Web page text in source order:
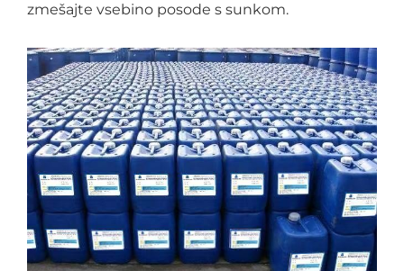
zmešajte vsebino posode s sunkom.